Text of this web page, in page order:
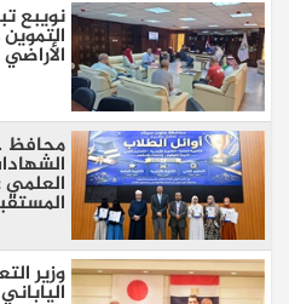
نويبع
الأراضي
محافظ
وزير